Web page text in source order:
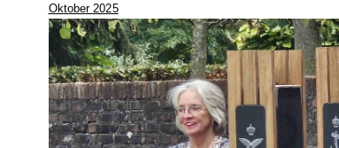
Oktober 2025